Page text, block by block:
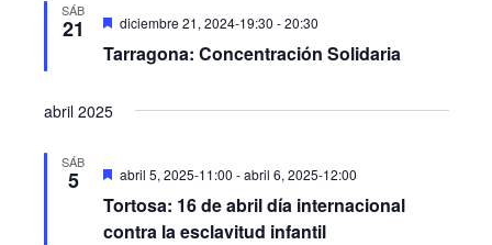
SÁB
21
Tarragona: Concentración Solidaria
Destacado
diciembre 21, 2024-19:30 -20:30
abril 2025
SÁB
5
Tortosa: 16 de abril día internacional
contra la esclavitud infantil
Destacado
abril 5, 2025-11:00 -abril 6, 2025-12:00